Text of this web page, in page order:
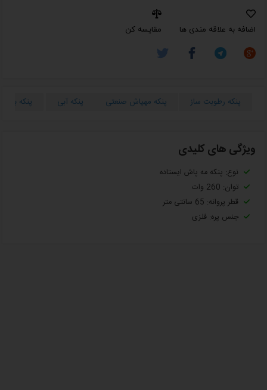
اضافه به علاقه مندی ها مقایسه کن
پنکه رطوبت ساز پنکه مهپاش صنعتی پنکه آبی پنکه برای
ویژگی های کلیدی
نوع: پنکه مه پاش ایستاده
توان: 260 وات
قطر پروانه: 65 سانتی متر
جنس پره: فلزی